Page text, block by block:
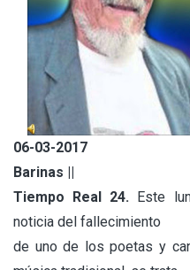
06-03-2017
Barinas ||
Tiempo Real 24. Este
noticia del fallecimiento
de uno de los poetas y